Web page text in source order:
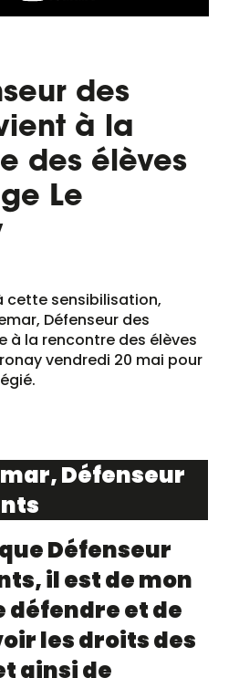
des
à la
des élèves
Le
cette sensibilisation,
Défenseur des
à la rencontre des élèves
vendredi 20 mai pour
Défenseur
Défenseur
il est de mon
défendre et de
les droits des
ainsi de